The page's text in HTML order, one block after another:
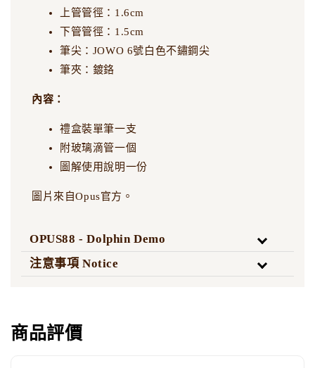
上管管徑：1.6cm
下管管徑：1.5cm
筆尖：JOWO 6號白色不鏽鋼尖
筆夾：鍍鉻
內容：
禮盒裝單筆一支
附玻璃滴管一個
圖解使用說明一份
圖片來自Opus官方。
OPUS88 - Dolphin Demo
注意事項 Notice
商品評價